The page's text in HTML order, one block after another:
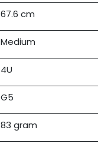
67.6 cm
Medium
4U
G5
83 gram